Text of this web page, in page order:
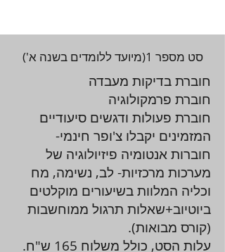
סט מספר 1(מיועד ללומדים בשנה א')
חוברת בדיקות מעבדה
חוברת פרמקולוגיה
חוברת פעולות ודגשים סיעודיים
המזמינים יקבלו צ'ופר חינמי-
חוברות אנטומיה פיזיולוגיה של
מערכות מרכזיות- לב, נשימה, מח
וכליה המלוות בשיעורים מוקלטים
ביוטיוב+שאלות תרגול ממוחשבות
(קורס מבואות).
עלות הסט, כולל משלוח 165 ש"ח.